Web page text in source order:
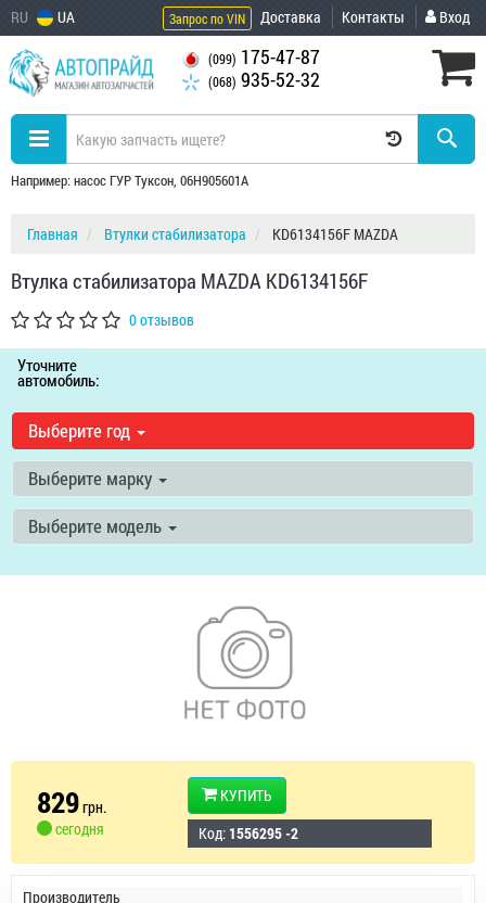
RU UA Запрос по VIN Доставка Контакты Вход
(099) 175-47-87
(068) 935-52-32
Например: насос ГУР Туксон, 06H905601A
Главная Втулки стабилизатора KD6134156F MAZDA
Втулка стабилизатора MAZDA KD6134156F
0 отзывов
Уточните
автомобиль:
Выберите год
Выберите марку
Выберите модель
829грн.
сегодня
КУПИТЬ
Код: 1556295 -2
Производитель